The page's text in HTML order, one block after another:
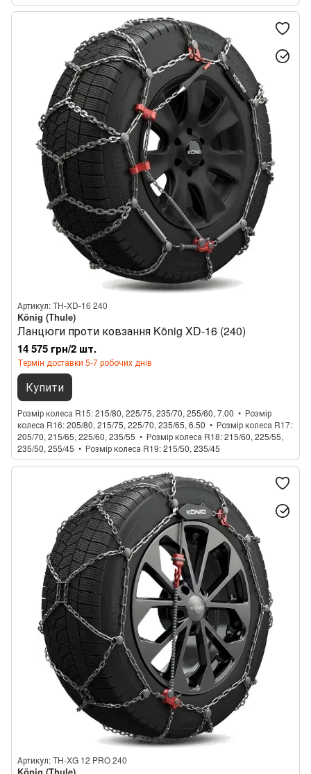
Артикул: TH-XD-16 240
König (Thule)
Ланцюги проти ковзання König XD-16 (240)
14 575 грн/2 шт.
Термін доставки 5-7 робочих днів
Купити
Розмір колеса R15 215/80, 225/75, 235/70, 255/60, 7.00
Розмір
колеса R16 205/80, 215/75, 225/70, 235/65, 6.50
Розмір колеса R17
205/70, 215/65, 225/60, 235/55
Розмір колеса R18 215/60, 225/55,
235/50, 255/45
Розмір колеса R19 215/50, 235/45
Артикул: TH-XG 12 PRO 240